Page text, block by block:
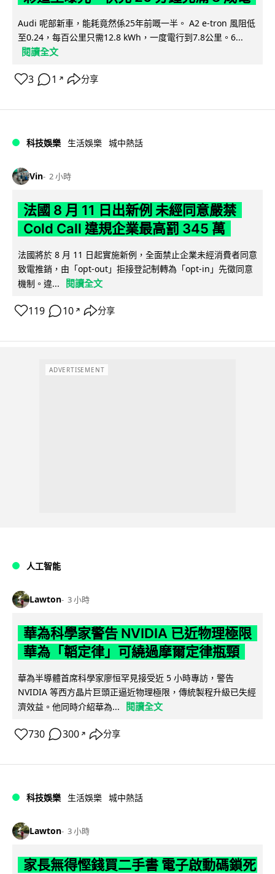
Audi 呢部新車，能耗竟然係25年前嘅一半。 A2 e-tron 風阻低
至0.24，每百公里只需12.8 kWh，一度電行到7.8公里。6...
閱讀全文
3 1 ↗ 分享
科技娛樂 生活娛樂 城中熱話
Vin 2 小時
法國 8 月 11 日出新例 未經同意嚴禁
Cold Call 違規企業最高罰 345 萬
法國將於 8 月 11 日起實施新例，全面禁止企業未經消費者同意
致電推銷，由「opt-out」拒接登記制轉為「opt-in」先徵同意
機制。違...
閱讀全文
119 10 ↗ 分享
ADVERTISEMENT
人工智能
Lawton 3 小時
華為科學家警告 NVIDIA 已近物理極限
華為「韜定律」可繞過摩爾定律瓶頸
華為半導體首席科學家廖恒罕見接受近 5 小時專訪，警告
NVIDIA 等西方晶片巨頭正逼近物理極限，傳統製程升級已失經
濟效益。他同時介紹華為...
閱讀全文
730 300 ↗ 分享
科技娛樂 生活娛樂 城中熱話
Lawton 3 小時
家長無得慳錢買二手書 電子啟動碼鎖死